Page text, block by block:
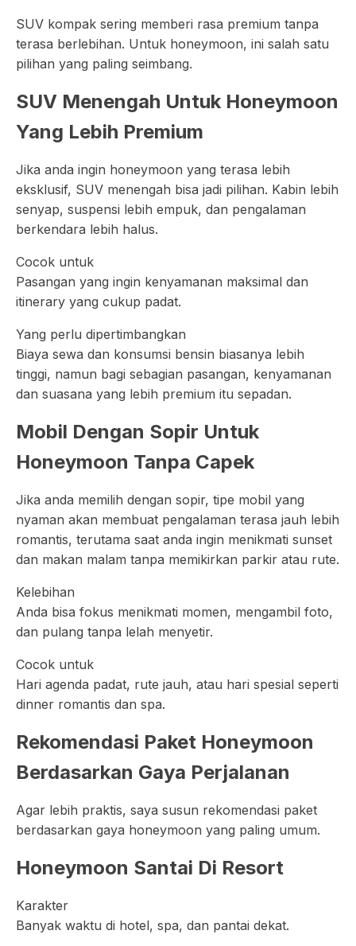
SUV kompak sering memberi rasa premium tanpa
terasa berlebihan. Untuk honeymoon, ini salah satu
pilihan yang paling seimbang.
SUV Menengah Untuk Honeymoon
Yang Lebih Premium
Jika anda ingin honeymoon yang terasa lebih
eksklusif, SUV menengah bisa jadi pilihan. Kabin lebih
senyap, suspensi lebih empuk, dan pengalaman
berkendara lebih halus.
Cocok untuk
Pasangan yang ingin kenyamanan maksimal dan
itinerary yang cukup padat.
Yang perlu dipertimbangkan
Biaya sewa dan konsumsi bensin biasanya lebih
tinggi, namun bagi sebagian pasangan, kenyamanan
dan suasana yang lebih premium itu sepadan.
Mobil Dengan Sopir Untuk
Honeymoon Tanpa Capek
Jika anda memilih dengan sopir, tipe mobil yang
nyaman akan membuat pengalaman terasa jauh lebih
romantis, terutama saat anda ingin menikmati sunset
dan makan malam tanpa memikirkan parkir atau rute.
Kelebihan
Anda bisa fokus menikmati momen, mengambil foto,
dan pulang tanpa lelah menyetir.
Cocok untuk
Hari agenda padat, rute jauh, atau hari spesial seperti
dinner romantis dan spa.
Rekomendasi Paket Honeymoon
Berdasarkan Gaya Perjalanan
Agar lebih praktis, saya susun rekomendasi paket
berdasarkan gaya honeymoon yang paling umum.
Honeymoon Santai Di Resort
Karakter
Banyak waktu di hotel, spa, dan pantai dekat.